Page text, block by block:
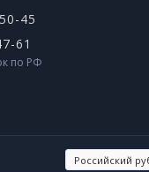
45
61
по РФ